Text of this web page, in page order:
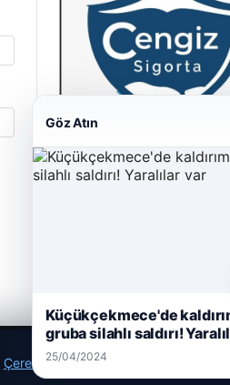
Cengiz Sigorta
Çerez Politikamız
Göz Atın
Küçükçekmece'de
gruba silahlı saldırı!
25/04/2024